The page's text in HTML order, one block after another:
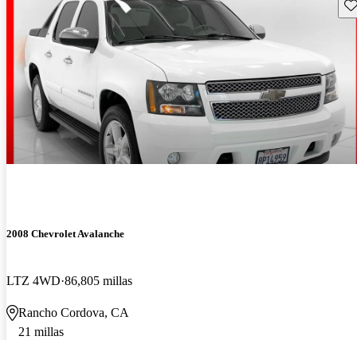
2008 Chevrolet Avalanche
LTZ 4WD 86,805 millas
Rancho Cordova, CA
21 millas